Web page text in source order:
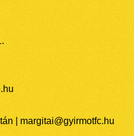
| margitai@gyirmotfc.hu